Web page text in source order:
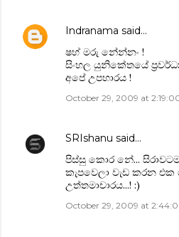
Indranama said…
ෂහ් මරු නේන්නං !
සිංහල යුනිකේතයේ
අපේ උපහාරය !
October 29, 2009 at
SRIshanu said…
පිස්සු කොර නේ...
කැපවෙලා වැඩ කරන එක
උත්තමාචාරය...! :)
October 29, 2009 at